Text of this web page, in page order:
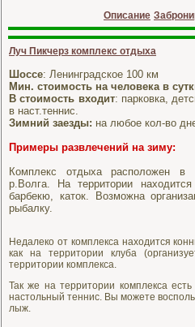
Описание
Луч Пикчерз комплекс отдыха
Шоссе: Ленинградское 100 км
Мин. стоимость на человека в
В стоимость входит: парковка,
в наст.теннис.
Зимний заезды: на любое кол-во
Примеры развлечений на зиму:
Комплекс отдыха расположен
р.Волга. На территории
барбекю, каток. Возможна
рыбалку.
Недалеко от комплекса находится
как на территории клуба
территории комплекса.
Так же на территории комплекса
настольный теннис. Вы можете
лыж.